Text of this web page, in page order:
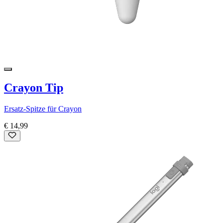
Crayon Tip
Ersatz-Spitze für Crayon
€ 14,99